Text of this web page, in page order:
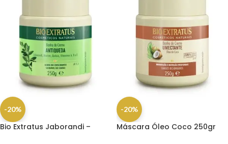
-20%
Bio Extratus Jaborandi –
-20%
Máscara Óleo Coco 250gr